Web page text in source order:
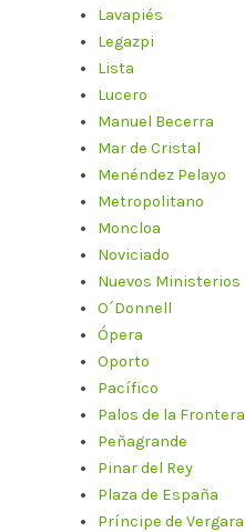
Lavapiés
Legazpi
Lista
Lucero
Manuel Becerra
Mar de Cristal
Menéndez Pelayo
Metropolitano
Moncloa
Noviciado
Nuevos Ministerios
O´Donnell
Ópera
Oporto
Pacífico
Palos de la Frontera
Peñagrande
Pinar del Rey
Plaza de España
Príncipe de Vergara